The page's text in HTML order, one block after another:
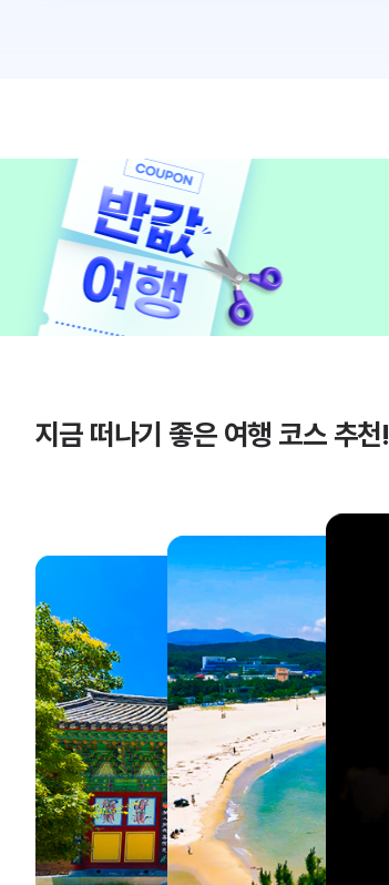
지금 떠나기 좋은 여행 코스 추천!